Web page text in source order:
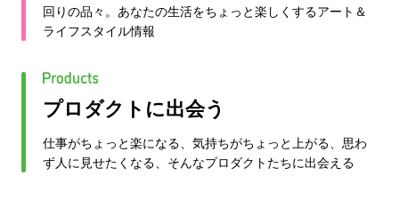
回りの品々。あなたの生活をちょっと楽しくするアート＆
ライフスタイル情報
プロダクトに出会う
仕事がちょっと楽になる、気持ちがちょっと上がる、思わ
ず人に見せたくなる、そんなプロダクトたちに出会える